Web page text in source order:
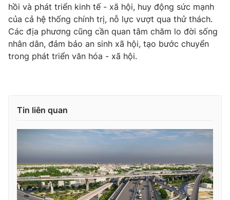
Video Shorts video
VTV Money VTV Thể thao
Thị trường 24h
VTV4 Vươn mình bằng AI
VTV9 VTV8
Liên hệ tòa soạn English
hồi và phát triển kinh tế - xã hội, huy động sức mạnh
của cả hệ thống chính trị, nỗ lực vượt qua thử thách.
Các địa phương cũng cần quan tâm chăm lo đời sống
nhân dân, đảm bảo an sinh xã hội, tạo bước chuyển
trong phát triển văn hóa - xã hội.
Tin liên quan